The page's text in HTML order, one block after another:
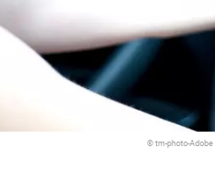
© tm-photo-Adobe